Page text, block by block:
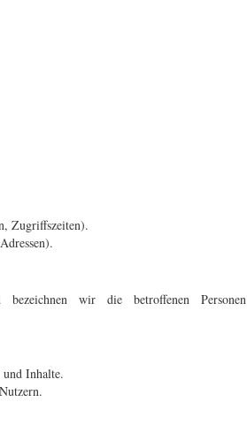
Zugriffszeiten).
bezeichnen wir die betroffenen Personen
Inhalte.